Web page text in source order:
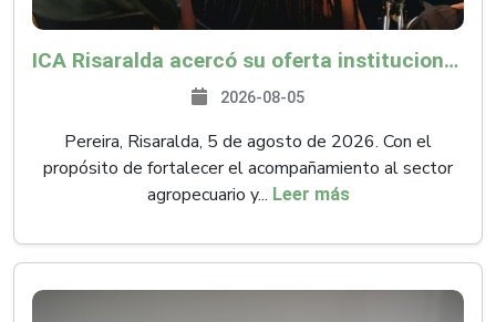
ICA Risaralda acercó su oferta institucional a productores y emprendedores en Expocamello
2026-08-05
Pereira, Risaralda, 5 de agosto de 2026. Con el
propósito de fortalecer el acompañamiento al sector
agropecuario y... Leer más